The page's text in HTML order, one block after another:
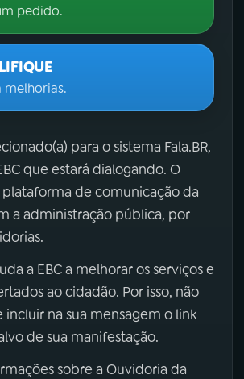
pedido.
melhorias.
para o sistema Fala.BR,
que estará dialogando. O
plataforma de comunicação da
a administração pública, por
a EBC a melhorar os serviços e
ao cidadão. Por isso, não
incluir na sua mensagem o link
de sua manifestação.
sobre a Ouvidoria da